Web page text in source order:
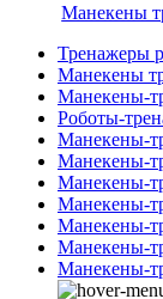
Манекены
Тренажеры
Манекены
Манекены-
Роботы-
Манекены-
Манекены-
Манекены-
Манекены-
Манекены-
Манекены-
Манекены-